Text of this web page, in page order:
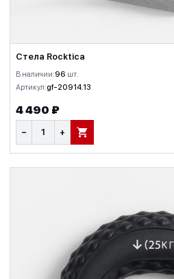
Стела Rocktica
В наличии:96 шт.
Артикул:gf-20914.13
4 490 ₽
− + В КОРЗИНУ